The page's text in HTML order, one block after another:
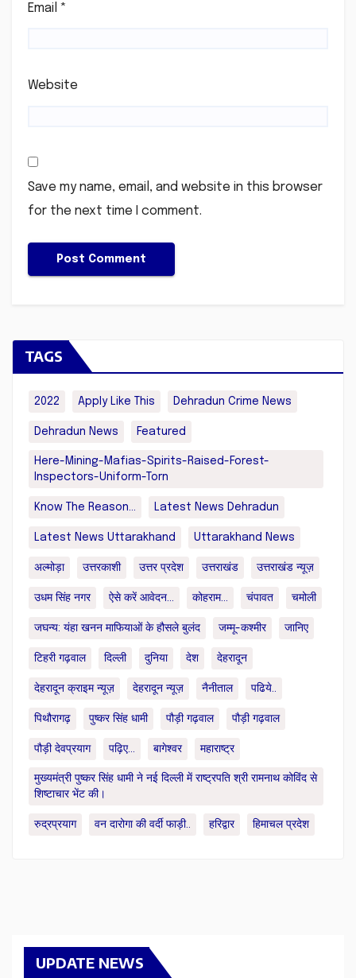
Email *
Website
Save my name, email, and website in this browser
for the next time I comment.
TAGS
2022 Apply Like This Dehradun Crime News
Dehradun News Featured
Here-Mining-Mafias-Spirits-Raised-Forest-
Inspectors-Uniform-Torn
Know The Reason... Latest News Dehradun
Latest News Uttarakhand Uttarakhand News
अल्मोड़ा उत्तरकाशी उत्तर प्रदेश उत्तराखंड उत्तराखंड न्यूज़
उधम सिंह नगर ऐसे करें आवेदन... कोहराम... चंपावत चमोली
जघन्य: यंहा खनन माफियाओं के हौसले बुलंद जम्मू-कश्मीर जानिए
टिहरी गढ़वाल दिल्ली दुनिया देश देहरादून
देहरादून क्राइम न्यूज़ देहरादून न्यूज़ नैनीताल पढिये..
पिथौरागढ़ पुष्कर सिंह धामी पौड़ी गढ़वाल पौड़ी गढ़वाल
पौड़ी देवप्रयाग पढ़िए... बागेश्वर महाराष्ट्र
मुख्यमंत्री पुष्कर सिंह धामी ने नई दिल्ली में राष्ट्रपति श्री रामनाथ कोविंद से
शिष्टाचार भेंट की।
रुद्रप्रयाग वन दारोगा की वर्दी फाड़ी.. हरिद्वार हिमाचल प्रदेश
UPDATE NEWS